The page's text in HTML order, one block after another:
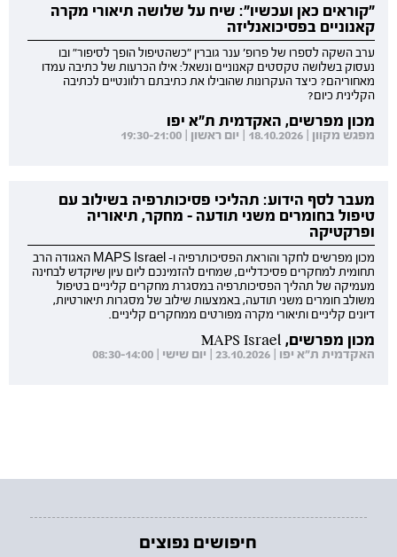
"קוראים כאן ועכשיו": שיח על שלושה תיאורי מקרה
קאנוניים בפסיכואנליזה
ערב השקה לספרו של פרופ' ענר גוברין "כשהטיפול הופך לסיפור" ובו
נעסוק בשלושה טקסטים קאנוניים ונשאל: אילו הכרעות של כתיבה עמדו
מאחוריהם? כיצד העקרונות שהובילו את כתיבתם רלוונטיים לכתיבה
הקלינית כיום?
מכון מפרשים, האקדמית ת"א יפו
מפגש מקוון | 18.10.2026 | יום ראשון | 19:30-21:00
מעבר לסף הידוע: תהליכי פסיכותרפיה בשילוב עם
טיפול בחומרים משני תודעה - מחקר, תיאוריה
ופרקטיקה
מכון מפרשים לחקר והוראת הפסיכותרפיה ו- MAPS Israel האגודה הרב
תחומית למחקרים פסיכדליים, שמחים להזמינכם ליום עיון שיוקדש לבחינה
מעמיקה של תהליך הפסיכותרפיה במסגרת מחקרים קליניים בטיפול
משולב חומרים משני תודעה, באמצעות שילוב של מסגרות תיאורטיות,
דיונים קליניים ותיאורי מקרה מפורטים ממחקרים קליניים.
מכון מפרשים, MAPS Israel
האקדמית ת"א יפו | 23.10.2026 | יום שישי | 08:30-14:00
חיפושים נפוצים